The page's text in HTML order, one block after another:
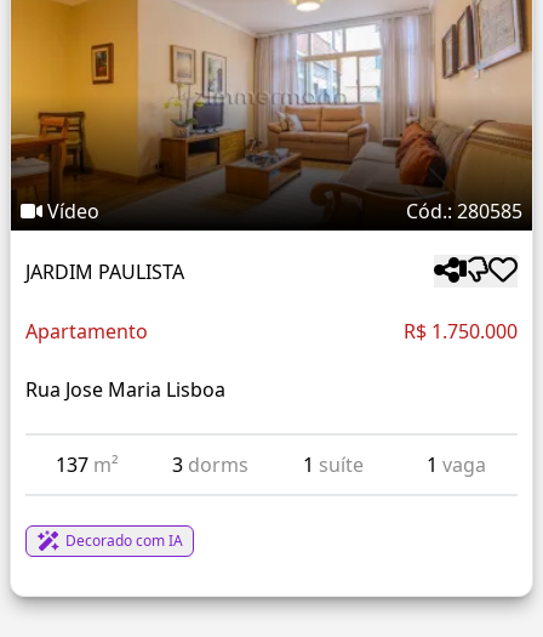
Vídeo Cód.: 280585
JARDIM PAULISTA
Apartamento R$ 1.750.000
Rua Jose Maria Lisboa
137 m² 3 dorms 1 suíte 1 vaga
Decorado com IA